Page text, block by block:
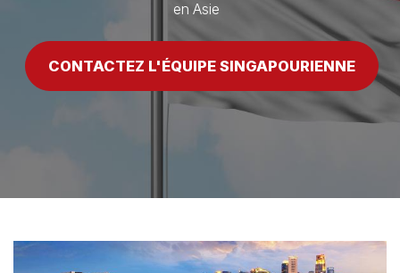
en Asie
CONTACTEZ L'ÉQUIPE SINGAPOURIENNE